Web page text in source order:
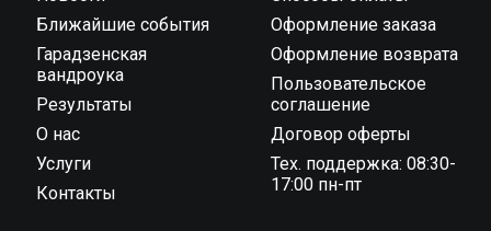
Ближайшие события
Гарадзенская
вандроука
Результаты
О нас
Услуги
Контакты
Оформление заказа
Оформление возврата
Пользовательское
соглашение
Договор оферты
Тех. поддержка: 08:30-
17:00 пн-пт